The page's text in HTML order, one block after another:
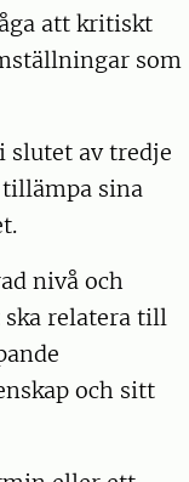
att kritiskt
som
slutet av tredje
sina
nivå och
relatera till
och sitt